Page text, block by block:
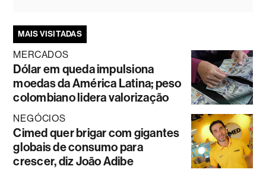
MAIS VISITADAS
MERCADOS
Dólar em queda impulsiona
moedas da América Latina; peso
colombiano lidera valorização
NEGÓCIOS
Cimed quer brigar com gigantes
globais de consumo para
crescer, diz João Adibe